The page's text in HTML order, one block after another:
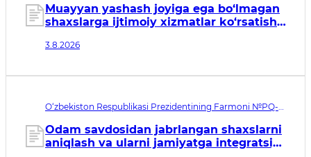
04.08.2026
Muayyan yashash joyiga ega bo‘lmagan
shaxslarga ijtimoiy xizmatlar ko‘rsatish
3.8.2026
O‘zbekiston Respublikasi Prezidentining Farmoni №PQ-
04.08.2026
Odam savdosidan jabrlangan shaxslarni
aniqlash va ularni jamiyatga integratsiya